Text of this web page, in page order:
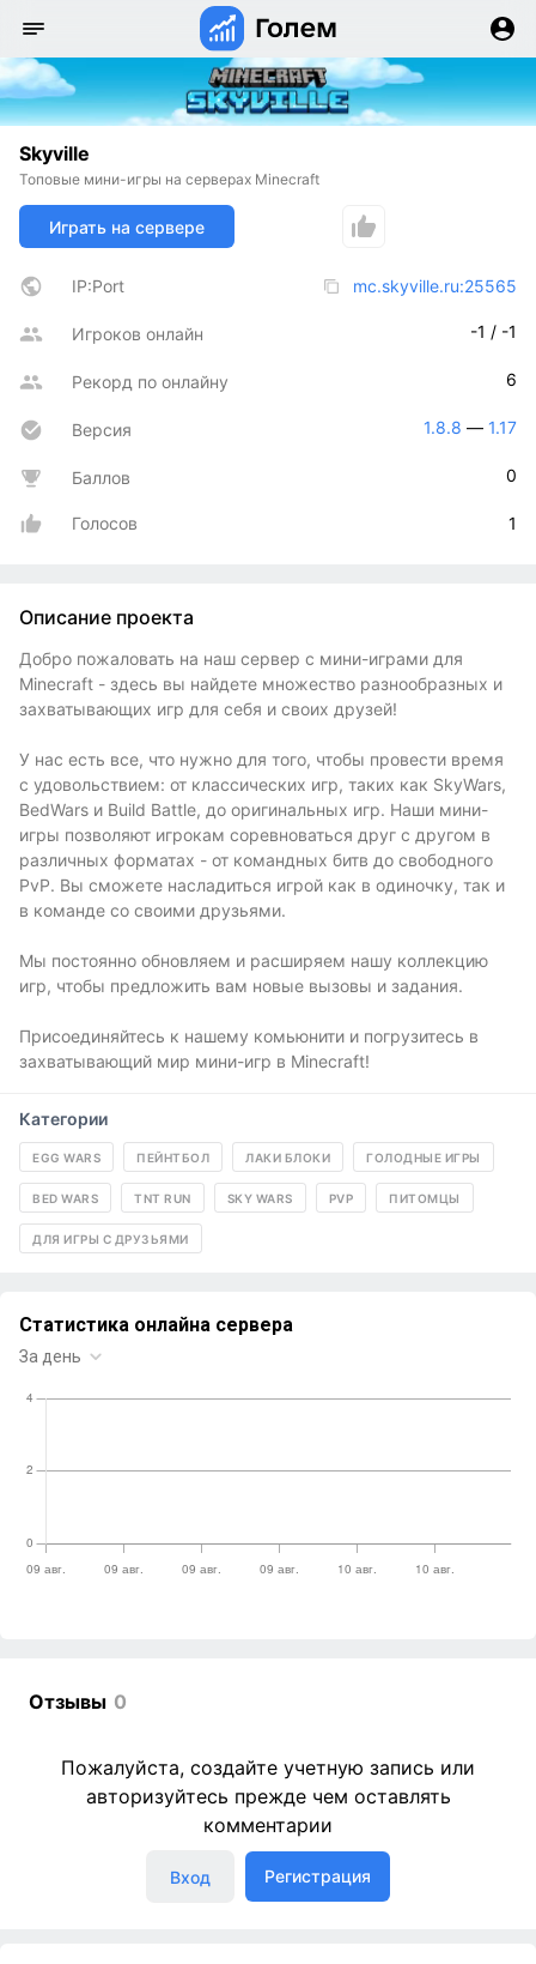
Skyville
Топовые мини-игры на серверах Minecraft
Играть на сервере
IP:Port mc.skyville.ru:25565
Игроков онлайн -1 / -1
Рекорд по онлайну 6
Версия 1.8.8 — 1.17
Баллов 0
Голосов 1
Описание проекта
Добро пожаловать на наш сервер с мини-играми для
Minecraft - здесь вы найдете множество разнообразных и
захватывающих игр для себя и своих друзей!
У нас есть все, что нужно для того, чтобы провести время
с удовольствием: от классических игр, таких как SkyWars,
BedWars и Build Battle, до оригинальных игр. Наши мини-
игры позволяют игрокам соревноваться друг с другом в
различных форматах - от командных битв до свободного
PvP. Вы сможете насладиться игрой как в одиночку, так и
в команде со своими друзьями.
Мы постоянно обновляем и расширяем нашу коллекцию
игр, чтобы предложить вам новые вызовы и задания.
Присоединяйтесь к нашему комьюнити и погрузитесь в
захватывающий мир мини-игр в Minecraft!
Категории
EGG WARS ПЕЙНТБОЛ ЛАКИ БЛОКИ ГОЛОДНЫЕ ИГРЫ
BED WARS TNT RUN SKY WARS PVP ПИТОМЦЫ
ДЛЯ ИГРЫ С ДРУЗЬЯМИ
Отзывы 0
Пожалуйста, создайте учетную запись или
авторизуйтесь прежде чем оставлять
комментарии
Вход Регистрация